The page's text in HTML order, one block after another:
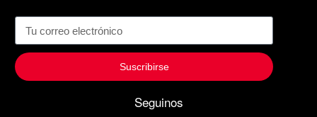
Suscribirse
Seguinos